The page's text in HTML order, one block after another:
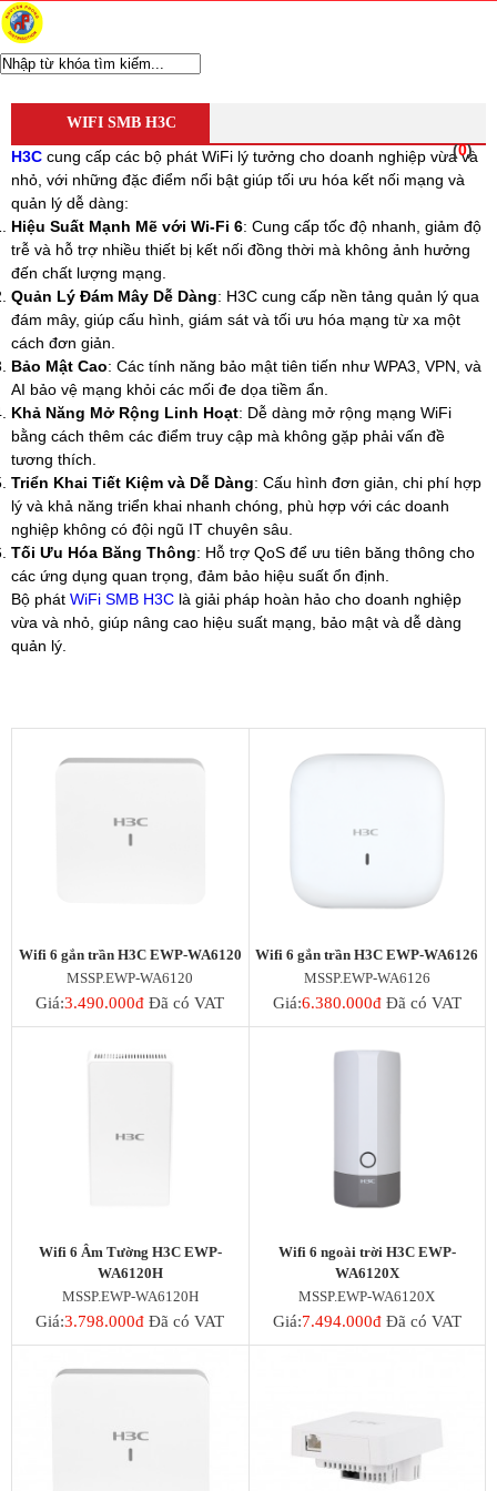
(0)
Aruba Wifi
Wifi Grandstream
Wifi Ruijie
WIfi SMB H3C
Wifi Draytek
TP-Link EAP
Ubiquiti Airmax
D-Link WiFi
Wifi Cisco
Wifi Mikrotik
WiFi ENGENIUS
Modem Router
Router Mikrotik
UniFi Routing
Router Cisco
Router Grandstream
Gateway H3C
EdgeRouter
UISP Router
Firewall H3C
Draytek Router
Gateway RUIJIE
ENGENIUS Router
Switch Cisco
Switch Grandstream
Switch TP-Link
ENGENIUS SWITCH
Phụ kiện
Adapter POE Unifi
Phụ kiện Unifi
Adapter POE TP-Link
Adapter POE Ruijie
Adapter 12V, 5V
Tổng đài Grandstream
Điện thoại Grandstream
WIFI SMB H3C
H3C cung cấp các bộ phát WiFi lý tưởng cho doanh nghiệp vừa và
nhỏ, với những đặc điểm nổi bật giúp tối ưu hóa kết nối mạng và
quản lý dễ dàng:
Hiệu Suất Mạnh Mẽ với Wi-Fi 6: Cung cấp tốc độ nhanh, giảm độ
trễ và hỗ trợ nhiều thiết bị kết nối đồng thời mà không ảnh hưởng
đến chất lượng mạng.
Quản Lý Đám Mây Dễ Dàng: H3C cung cấp nền tảng quản lý qua
đám mây, giúp cấu hình, giám sát và tối ưu hóa mạng từ xa một
cách đơn giản.
Bảo Mật Cao: Các tính năng bảo mật tiên tiến như WPA3, VPN, và
AI bảo vệ mạng khỏi các mối đe dọa tiềm ẩn.
Khả Năng Mở Rộng Linh Hoạt: Dễ dàng mở rộng mạng WiFi
bằng cách thêm các điểm truy cập mà không gặp phải vấn đề
tương thích.
Triển Khai Tiết Kiệm và Dễ Dàng: Cấu hình đơn giản, chi phí hợp
lý và khả năng triển khai nhanh chóng, phù hợp với các doanh
nghiệp không có đội ngũ IT chuyên sâu.
Tối Ưu Hóa Băng Thông: Hỗ trợ QoS để ưu tiên băng thông cho
các ứng dụng quan trọng, đảm bảo hiệu suất ổn định.
Bộ phát WiFi SMB H3C là giải pháp hoàn hảo cho doanh nghiệp
vừa và nhỏ, giúp nâng cao hiệu suất mạng, bảo mật và dễ dàng
quản lý.
Wifi 6 gắn trần H3C EWP-WA6120
MSSP.EWP-WA6120
Giá:3.490.000đ Đã có VAT
Wifi 6 gắn trần H3C EWP-WA6126
MSSP.EWP-WA6126
Giá:6.380.000đĐã có VAT
Wifi 6 Âm Tường H3C EWP-
WA6120H
MSSP.EWP-WA6120H
Giá:3.798.000đ Đã có VAT
Wifi 6 ngoài trời H3C EWP-
WA6120X
MSSP.EWP-WA6120X
Giá:7.494.000đĐã có VAT